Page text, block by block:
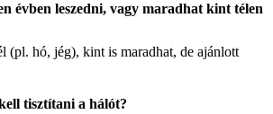
évben leszedni, vagy maradhat kint télen
(pl. hó, jég), kint is maradhat, de ajánlott
tisztítani a hálót?